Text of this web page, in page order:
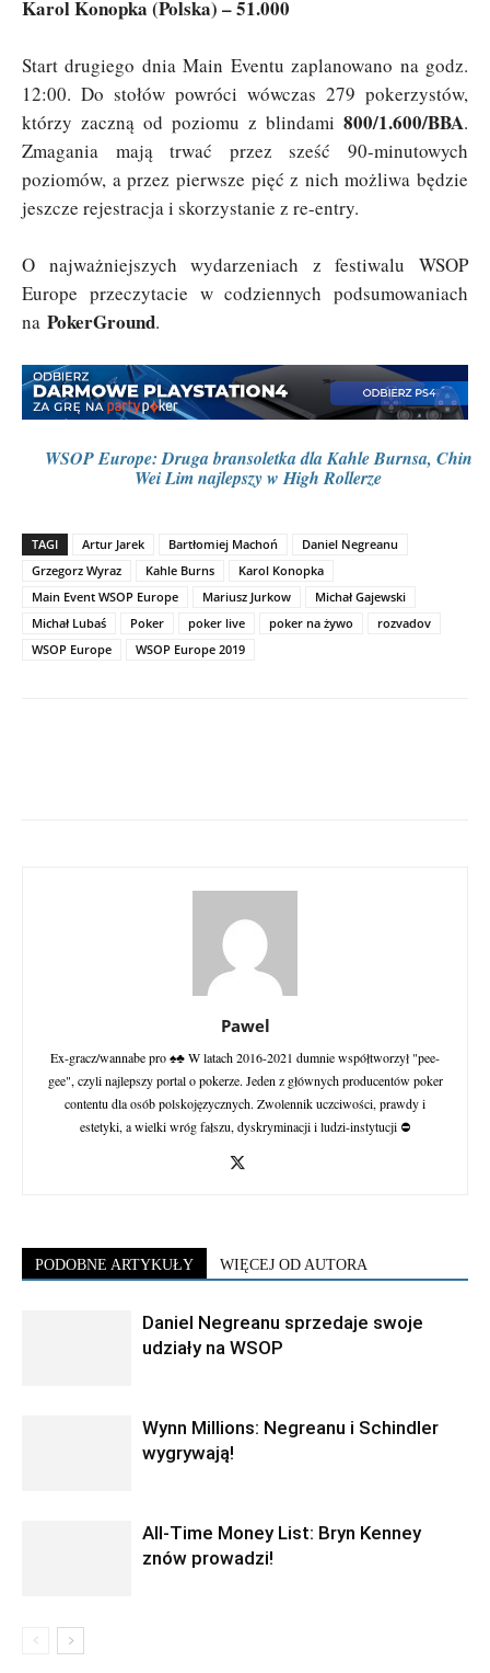
Karol Konopka (Polska) – 51.000
Start drugiego dnia Main Eventu zaplanowano na godz.
12:00. Do stołów powróci wówczas 279 pokerzystów,
którzy zaczną od poziomu z blindami 800/1.600/BBA.
Zmagania mają trwać przez sześć 90-minutowych
poziomów, a przez pierwsze pięć z nich możliwa będzie
jeszcze rejestracja i skorzystanie z re-entry.
O najważniejszych wydarzeniach z festiwalu WSOP
Europe przeczytacie w codziennych podsumowaniach
na PokerGround.
WSOP Europe: Druga bransoletka dla Kahle Burnsa, Chin
Wei Lim najlepszy w High Rollerze
TAGI Artur Jarek Bartłomiej Machoń
Daniel Negreanu
Grzegorz Wyraz
Kahle Burns
Karol Konopka
Main Event WSOP Europe
Mariusz Jurkow
Michał Gajewski
Michał Lubaś
Poker poker live poker na żywo
rozvadov
WSOP Europe
WSOP Europe 2019
Pawel
Ex-gracz/wannabe pro ♠♣ W latach 2016-2021 dumnie współtworzył "pee-
gee", czyli najlepszy portal o pokerze. Jeden z głównych producentów poker
contentu dla osób polskojęzycznych. Zwolennik uczciwości, prawdy i
estetyki, a wielki wróg fałszu, dyskryminacji i ludzi-instytucji ⛔
PODOBNE ARTYKUŁY WIĘCEJ OD AUTORA
Daniel Negreanu sprzedaje swoje
udziały na WSOP
Wynn Millions: Negreanu i Schindler
wygrywają!
All-Time Money List: Bryn Kenney
znów prowadzi!